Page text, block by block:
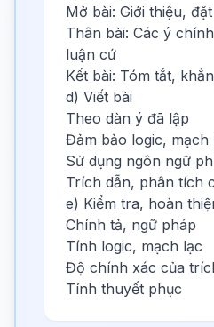
Mở bài: Giới thiệu,
Thân bài: Các ý
luận cứ
Kết bài: Tóm tắt,
d) Viết bài
Theo dàn ý đã lập
Đảm bảo logic, mạch
Sử dụng ngôn ngữ
Trích dẫn, phân tích
e) Kiểm tra, hoàn
Chính tả, ngữ pháp
Tính logic, mạch lạc
Độ chính xác của
Tính thuyết phục